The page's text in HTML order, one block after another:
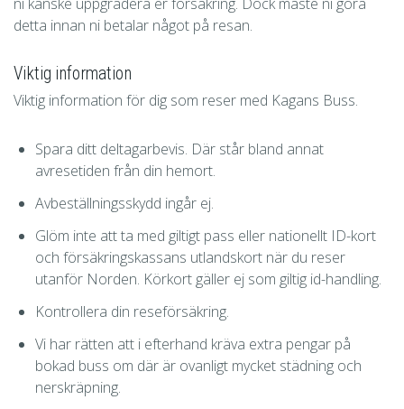
detta innan ni betalar något på resan.
Viktig information
Viktig information för dig som reser med Kagans Buss.​​​​​
Spara ditt deltagarbevis. Där står bland annat
avresetiden från din hemort.
Avbeställningsskydd ingår ej.
Glöm inte att ta med giltigt pass eller nationellt ID-kort
och försäkringskassans utlandskort när du reser
utanför Norden. Körkort gäller ej som giltig id-handling.
Kontrollera din reseförsäkring.
Vi har rätten att i efterhand kräva extra pengar på
bokad buss om där är ovanligt mycket städning och
nerskräpning.